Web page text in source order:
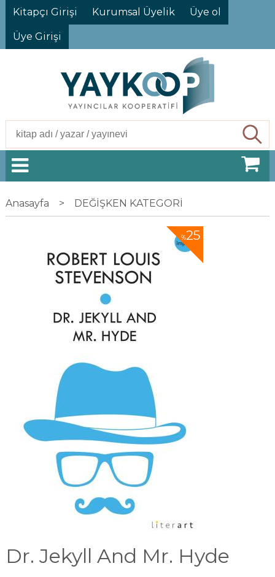
Kitapçı Girişi Kurumsal Üyelik Üye ol
Üye Girişi
Anasayfa > DEĞİŞKEN KATEGORİ
%25
Dr. Jekyll And Mr. Hyde